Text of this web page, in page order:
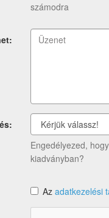
számodra
Engedélyezed,
kiadványban?
Az adatkezelési